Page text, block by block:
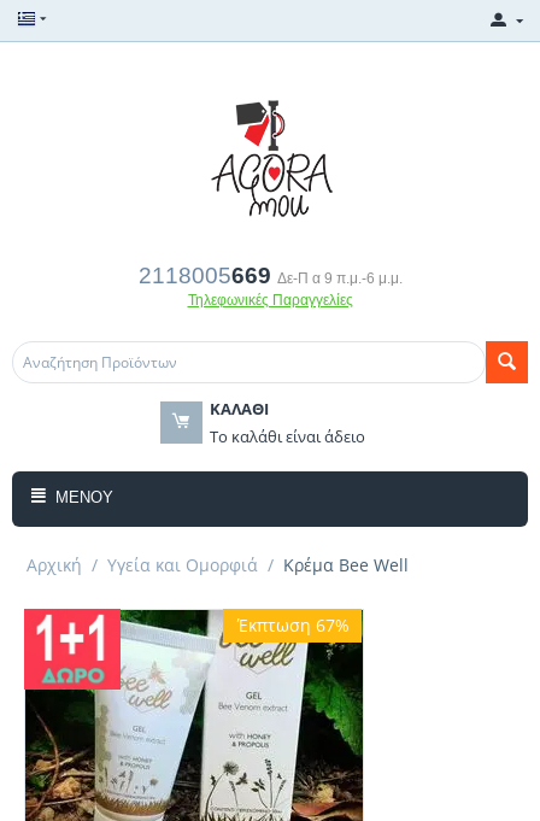
2118005669 Δε-Π α 9 π.μ.-6 μ.μ.
Τηλεφωνικές Παραγγελίες
ΚΑΛΆΘΙ
Το καλάθι είναι άδειο
ΜΕΝΟΎ
Αρχική / Υγεία και Ομορφιά / Κρέμα Bee Well
Έκπτωση 67%